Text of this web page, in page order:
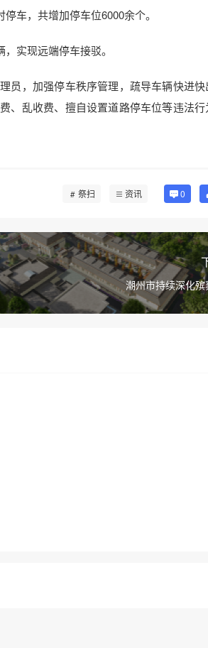
车，共增加停车位6000余个。
实现远端停车接驳。
，加强停车秩序管理，疏导车辆快进快
乱收费、擅自设置道路停车位等违法行
祭扫 资讯 0
潮州市持续深化